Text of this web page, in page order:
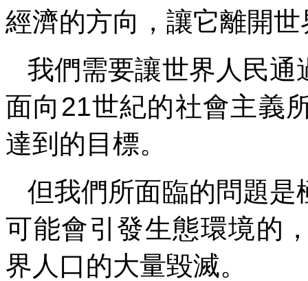
經濟的方向，讓它離開
我們需要讓世界人民
面向 21世紀的社會主義
達到的目標。
但我們所面臨的問題
可能會引發生態環境的
界人口的大量毀滅。